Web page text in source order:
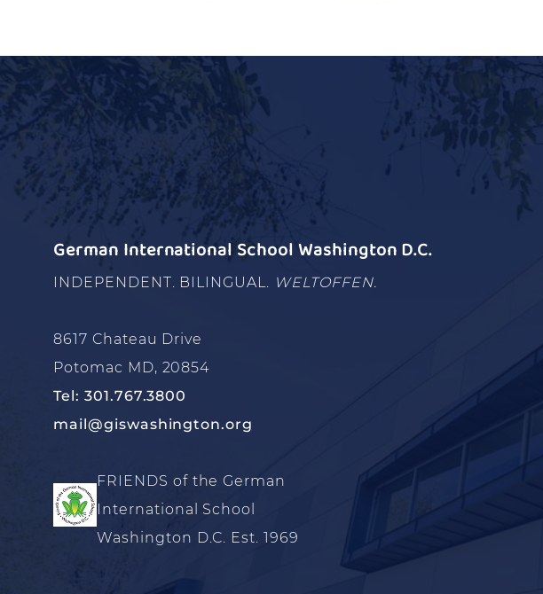
German International School Washington D.C.
INDEPENDENT. BILINGUAL. WELTOFFEN.
8617 Chateau Drive
Potomac MD, 20854
Tel: 301.767.3800
mail@giswashington.org
FRIENDS of the German
International School
Washington D.C. Est. 1969